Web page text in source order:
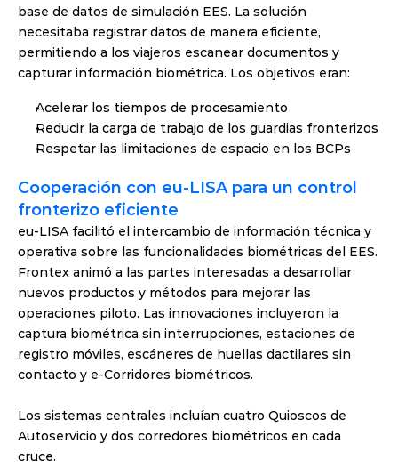
base de datos de simulación EES. La solución
necesitaba registrar datos de manera eficiente,
permitiendo a los viajeros escanear documentos y
capturar información biométrica. Los objetivos eran:
Acelerar los tiempos de procesamiento
Reducir la carga de trabajo de los guardias fronterizos
Respetar las limitaciones de espacio en los BCPs
Cooperación con eu-LISA para un control
fronterizo eficiente
eu-LISA facilitó el intercambio de información técnica y
operativa sobre las funcionalidades biométricas del EES.
Frontex animó a las partes interesadas a desarrollar
nuevos productos y métodos para mejorar las
operaciones piloto. Las innovaciones incluyeron la
captura biométrica sin interrupciones, estaciones de
registro móviles, escáneres de huellas dactilares sin
contacto y e-Corridores biométricos.
Los sistemas centrales incluían cuatro Quioscos de
Autoservicio y dos corredores biométricos en cada
cruce.